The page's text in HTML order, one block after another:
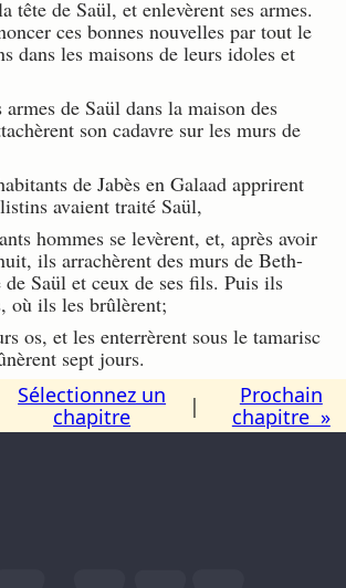
tête de Saül, et enlevèrent ses armes.
ces bonnes nouvelles par tout le
dans les maisons de leurs idoles et
de Saül dans la maison des
son cadavre sur les murs de
de Jabès en Galaad apprirent
avaient traité Saül,
hommes se levèrent, et, après avoir
ils arrachèrent des murs de Beth-
de Saül et ceux de ses fils. Puis ils
où ils les brûlèrent;
os, et les enterrèrent sous le tamarisc
sept jours.
Sélectionnez un
chapitre
|
Prochain
chapitre »